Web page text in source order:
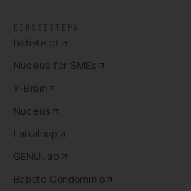
ECOSSISTEMA
babete.pt
Nucleus for SMEs
Y-Brain
Nucleus
Laikaloop
GENUI.lab
Babete Condomínio